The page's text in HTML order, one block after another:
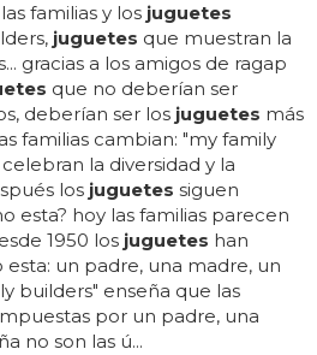
familias y los juguetes
juguetes que muestran la
gracias a los amigos de ragap
que no deberían ser
deberían ser los juguetes más
familias cambian: "my family
la diversidad y la
los juguetes siguen
esta? hoy las familias parecen
1950 los juguetes han
un padre, una madre, un
builders" enseña que las
por un padre, una
no son las ú...